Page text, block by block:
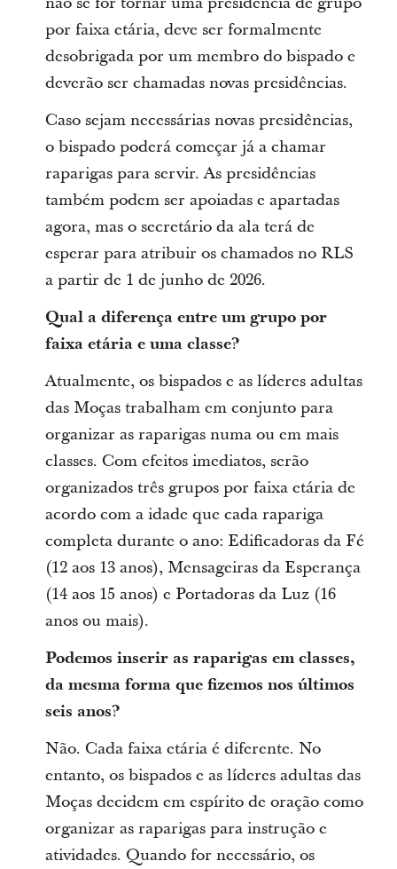
por faixa etária, deve ser formalmente
desobrigada por um membro do bispado e
deverão ser chamadas novas presidências.
Caso sejam necessárias novas presidências,
o bispado poderá começar já a chamar
raparigas para servir. As presidências
também podem ser apoiadas e apartadas
agora, mas o secretário da ala terá de
esperar para atribuir os chamados no RLS
a partir de 1 de junho de 2026.
Qual a diferença entre um grupo por
faixa etária e uma classe?
Atualmente, os bispados e as líderes adultas
das Moças trabalham em conjunto para
organizar as raparigas numa ou em mais
classes. Com efeitos imediatos, serão
organizados três grupos por faixa etária de
acordo com a idade que cada rapariga
completa durante o ano: Edificadoras da Fé
(12 aos 13 anos), Mensageiras da Esperança
(14 aos 15 anos) e Portadoras da Luz (16
anos ou mais).
Podemos inserir as raparigas em classes,
da mesma forma que fizemos nos últimos
seis anos?
Não. Cada faixa etária é diferente. No
entanto, os bispados e as líderes adultas das
Moças decidem em espírito de oração como
organizar as raparigas para instrução e
atividades. Quando for necessário, os